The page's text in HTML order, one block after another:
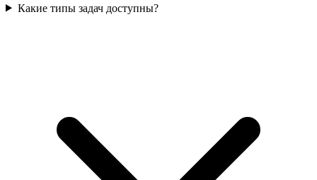
Какие типы задач доступны?